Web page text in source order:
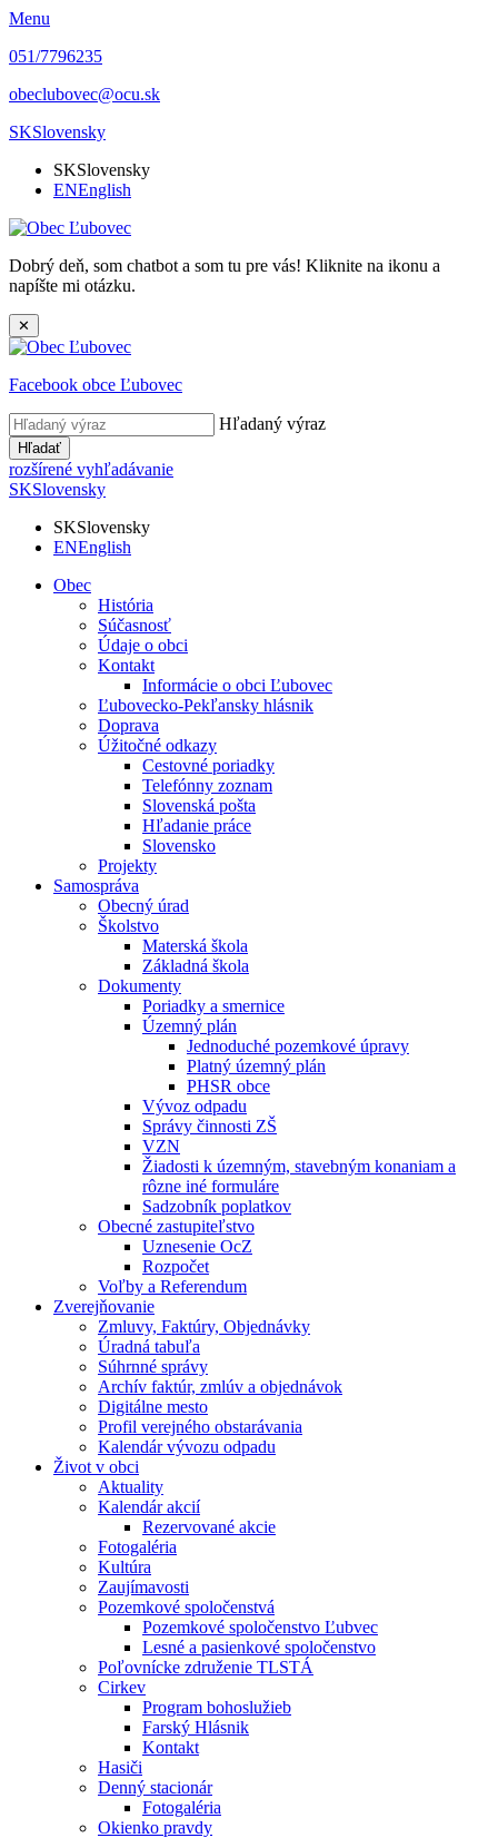
Menu
051/7796235
obeclubovec@ocu.sk
SKSlovensky
SKSlovensky
ENEnglish
Dobrý deň, som chatbot a som tu pre vás! Kliknite na ikonu a
napíšte mi otázku.
✕
Facebook obce Ľubovec
Hľadaný výraz
Hľadať
rozšírené vyhľadávanie
SKSlovensky
SKSlovensky
ENEnglish
Obec
História
Súčasnosť
Údaje o obci
Kontakt
Informácie o obci Ľubovec
Ľubovecko-Pekľansky hlásnik
Doprava
Úžitočné odkazy
Cestovné poriadky
Telefónny zoznam
Slovenská pošta
Hľadanie práce
Slovensko
Projekty
Samospráva
Obecný úrad
Školstvo
Materská škola
Základná škola
Dokumenty
Poriadky a smernice
Územný plán
Jednoduché pozemkové úpravy
Platný územný plán
PHSR obce
Vývoz odpadu
Správy činnosti ZŠ
VZN
Žiadosti k územným, stavebným konaniam a
rôzne iné formuláre
Sadzobník poplatkov
Obecné zastupiteľstvo
Uznesenie OcZ
Rozpočet
Voľby a Referendum
Zverejňovanie
Zmluvy, Faktúry, Objednávky
Úradná tabuľa
Súhrnné správy
Archív faktúr, zmlúv a objednávok
Digitálne mesto
Profil verejného obstarávania
Kalendár vývozu odpadu
Život v obci
Aktuality
Kalendár akcií
Rezervované akcie
Fotogaléria
Kultúra
Zaujímavosti
Pozemkové spoločenstvá
Pozemkové spoločenstvo Ľubvec
Lesné a pasienkové spoločenstvo
Poľovnícke združenie TLSTÁ
Cirkev
Program bohoslužieb
Farský Hlásnik
Kontakt
Hasiči
Denný stacionár
Fotogaléria
Okienko pravdy